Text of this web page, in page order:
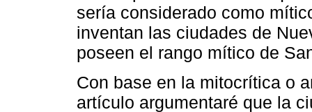
sería considerado como
inventan las ciudades de
poseen el rango mítico de
Con base en la mitocrítica o
artículo argumentaré que la